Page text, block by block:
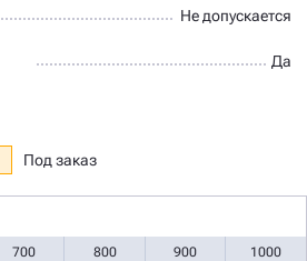
Не допускается
Да
Под заказ
700 800 900 1000